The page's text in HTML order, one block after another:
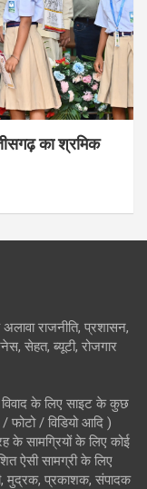
का श्रमिक
राजनीति, प्रशासन,
सेहत, ब्यूटी, रोजगार
के लिए साइट के कुछ
/ फोटो / विडियो आदि )
के सामग्रियों के लिए कोई
ऐसी सामग्री के लिए
मुद्रक, प्रकाशक, संपादक